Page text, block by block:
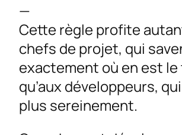
—
Cette règle profite
chefs de projet, qui
exactement où en est le
qu’aux développeurs,
plus sereinement.